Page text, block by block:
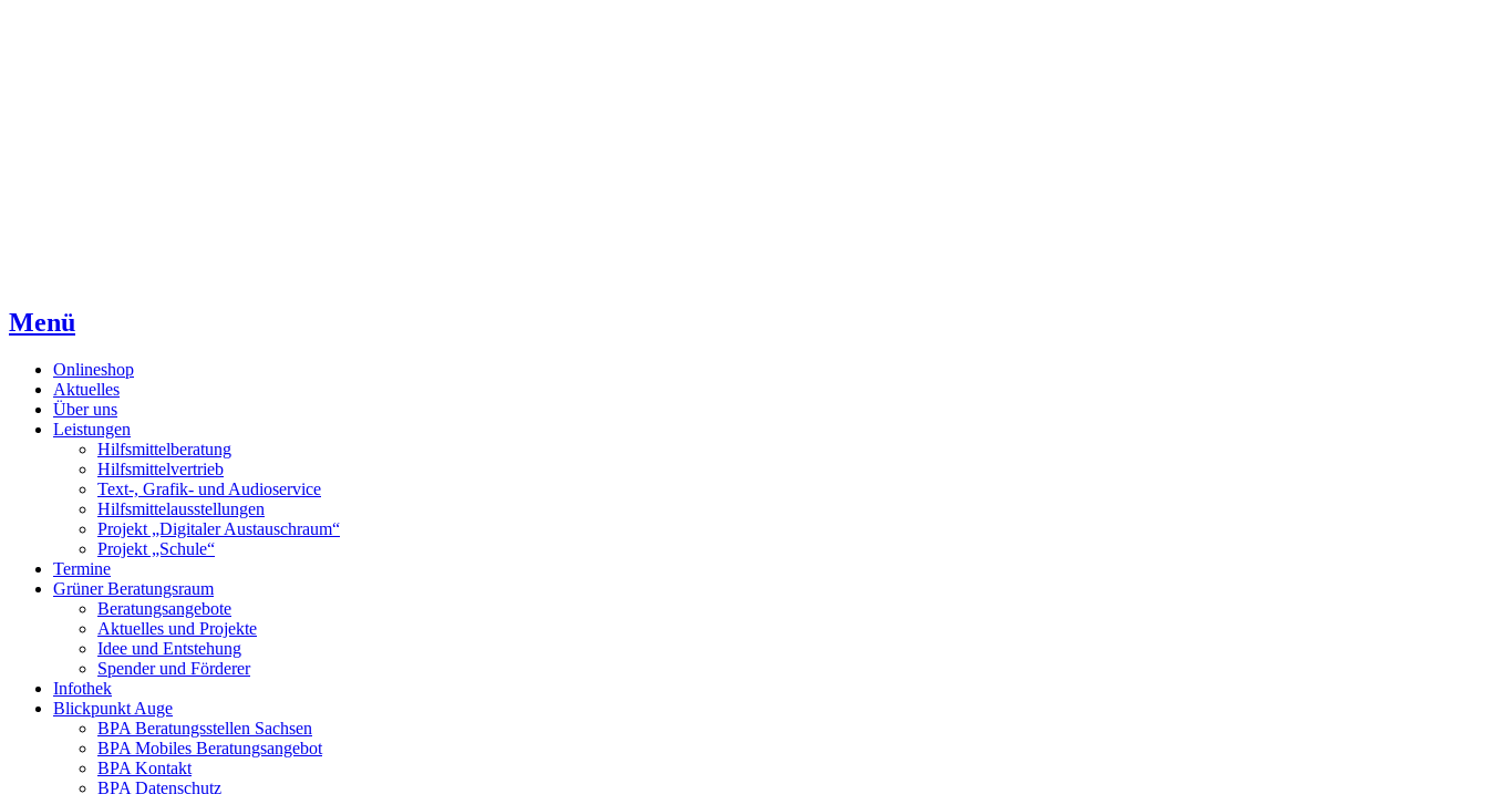
Menü
Onlineshop
Aktuelles
Über uns
Leistungen
Hilfsmittelberatung
Hilfsmittelvertrieb
Text-, Grafik- und Audioservice
Hilfsmittelausstellungen
Projekt „Digitaler Austauschraum“
Projekt „Schule“
Termine
Grüner Beratungsraum
Beratungsangebote
Aktuelles und Projekte
Idee und Entstehung
Spender und Förderer
Infothek
Blickpunkt Auge
BPA Beratungsstellen Sachsen
BPA Mobiles Beratungsangebot
BPA Kontakt
BPA Datenschutz